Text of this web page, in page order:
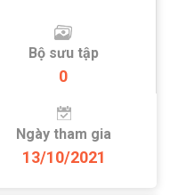
Bộ sưu tập
0
Ngày tham gia
13/10/2021